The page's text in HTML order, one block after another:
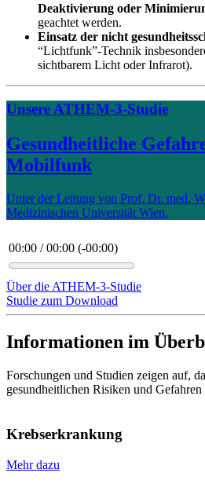
Deaktivierung oder
geachtet werden.
Einsatz der nicht
“Lichtfunk”-Technik
sichtbarem Licht oder Infrarot).
Unsere ATHEM-3-Studie
Gesundheitliche
Mobilfunk
Unter der Leitung von Prof. Dr. med.
Medizinischen Universität Wien.
00:00 /00:00 (-00:00)
Über die ATHEM-3-Studie
Studie zum Download
Informationen im
Forschungen und Studien zeigen auf,
gesundheitlichen Risiken und Gefahren
Krebserkrankung
Mehr dazu